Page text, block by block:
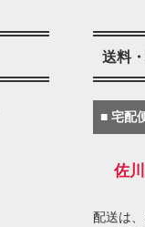
送料
■ 宅配
佐
配送は